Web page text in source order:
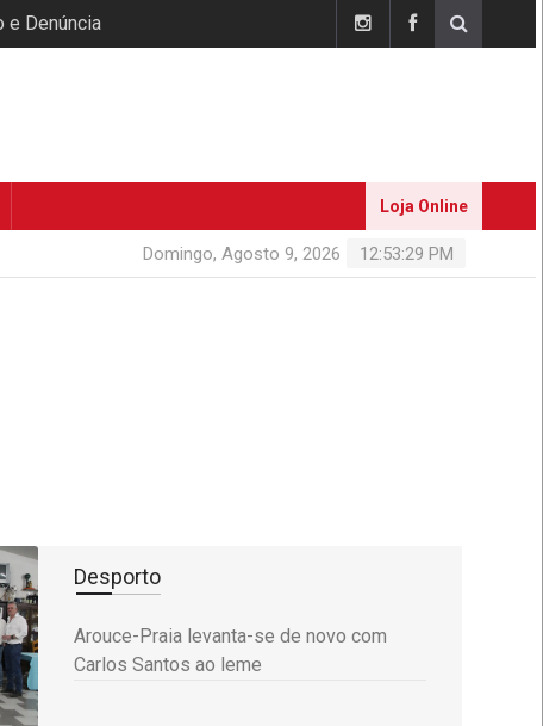
e Denúncia
Loja Online
12:53:29 PM
Domingo, Agosto 9, 2026
Desporto
Arouce-Praia levanta-se de novo com
Carlos Santos ao leme